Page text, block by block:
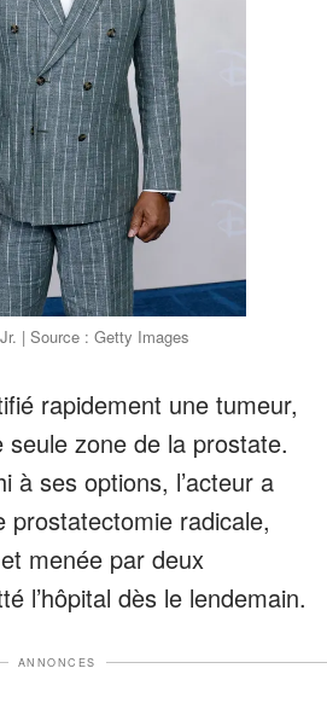
| Source : Getty Images
rapidement une tumeur,
seule zone de la prostate.
à ses options, l’acteur a
prostatectomie radicale,
menée par deux
l’hôpital dès le lendemain.
ANNONCES